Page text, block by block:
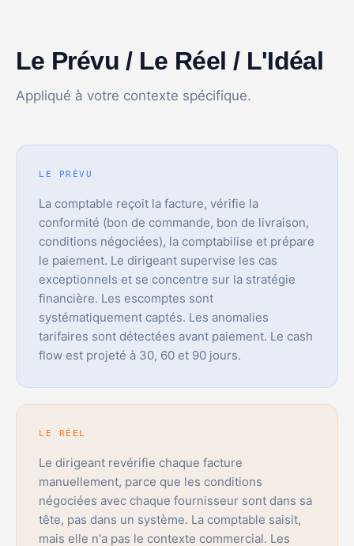
Le Prévu / Le Réel / L'Idéal
Appliqué à votre contexte spécifique.
LE PRÉVU
La comptable reçoit la facture, vérifie la
conformité (bon de commande, bon de livraison,
conditions négociées), la comptabilise et prépare
le paiement. Le dirigeant supervise les cas
exceptionnels et se concentre sur la stratégie
financière. Les escomptes sont
systématiquement captés. Les anomalies
tarifaires sont détectées avant paiement. Le cash
flow est projeté à 30, 60 et 90 jours.
LE RÉEL
Le dirigeant revérifie chaque facture
manuellement, parce que les conditions
négociées avec chaque fournisseur sont dans sa
tête, pas dans un système. La comptable saisit,
mais elle n'a pas le contexte commercial. Les